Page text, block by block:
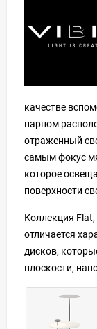
качестве
парном
отраженный
самым фокус
которое
поверхности
Коллекция
отличается
дисков,
плоскости,